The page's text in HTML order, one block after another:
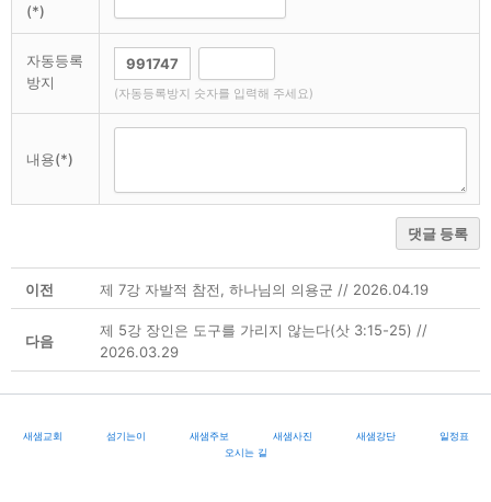
(*)
자동등록
방지
(자동등록방지 숫자를 입력해 주세요)
내용(*)
댓글 등록
이전 제 7강 자발적 참전, 하나님의 의용군 // 2026.04.19
다음
제 5강 장인은 도구를 가리지 않는다(삿 3:15-25) //
2026.03.29
새샘교회 섬기는이 새샘주보 새샘사진 새샘강단
일정표
오시는 길